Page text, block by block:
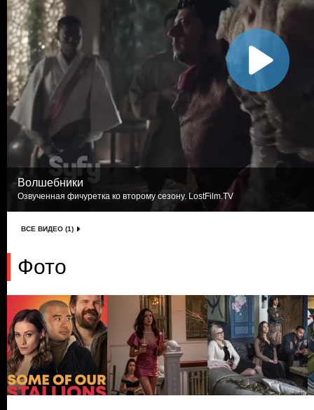
Волшебники
Озвученная фичуретка ко второму сезону. LostFilm.TV
ВСЕ ВИДЕО (1)
Фото